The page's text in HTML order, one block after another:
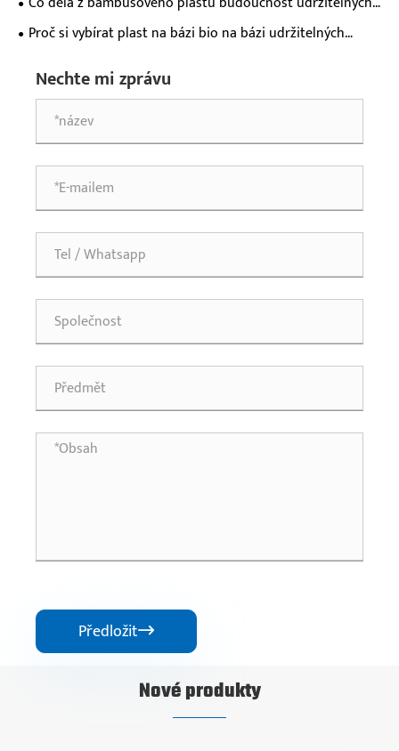
materiálových inovací?
Proč si vybírat plast na bázi bio na bázi udržitelných
Nechte mi zprávu
Předložit
Nové produkty